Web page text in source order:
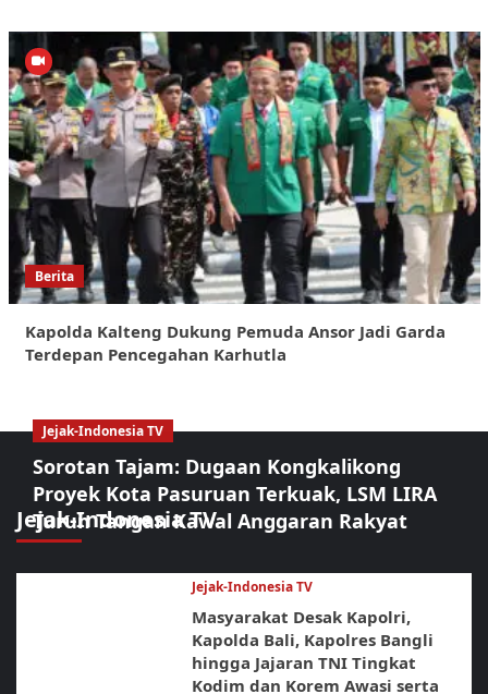
Berita
Kapolda Kalteng Dukung Pemuda Ansor Jadi Garda
Terdepan Pencegahan Karhutla
Jejak-Indonesia TV
Jejak-Indonesia TV
Sorotan Tajam: Dugaan Kongkalikong
Proyek Kota Pasuruan Terkuak, LSM LIRA
Turun Tangan Kawal Anggaran Rakyat
Jejak-Indonesia TV
Masyarakat Desak Kapolri,
Kapolda Bali, Kapolres Bangli
hingga Jajaran TNI Tingkat
Kodim dan Korem Awasi serta